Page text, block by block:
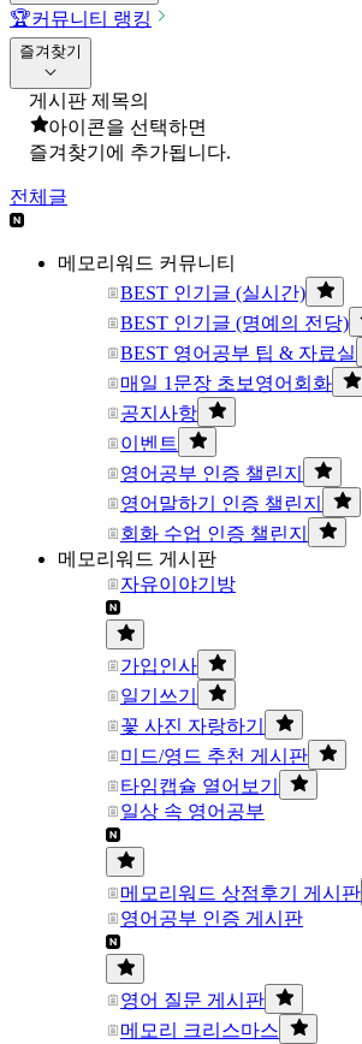
🏆커뮤니티 랭킹
즐겨찾기
게시판 제목의
아이콘을 선택하면
즐겨찾기에 추가됩니다.
전체글
메모리워드 커뮤니티
BEST 인기글 (실시간)
BEST 인기글 (명예의 전당)
BEST 영어공부 팁 & 자료실
매일 1문장 초보영어회화
공지사항
이벤트
영어공부 인증 챌린지
영어말하기 인증 챌린지
회화 수업 인증 챌린지
메모리워드 게시판
자유이야기방
가입인사
일기쓰기
꽃 사진 자랑하기
미드/영드 추천 게시판
타임캡슐 열어보기
일상 속 영어공부
메모리워드 상점후기 게시판
영어공부 인증 게시판
영어 질문 게시판
메모리 크리스마스